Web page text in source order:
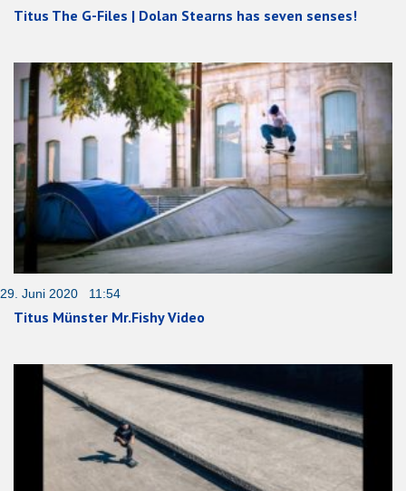
Titus The G-Files | Dolan Stearns has seven senses!
29. Juni 2020 11:54
Titus Münster Mr.Fishy Video